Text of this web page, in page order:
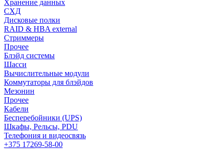
Хранение данных
СХД
Дисковые полки
RAID & HBA external
Стриммеры
Прочее
Блэйд системы
Шасси
Вычислительные модули
Коммутаторы для блэйдов
Мезонин
Прочее
Кабели
Бесперебойники (UPS)
Шкафы, Рельсы, PDU
Телефония и видеосвязь
+375 17269-58-00